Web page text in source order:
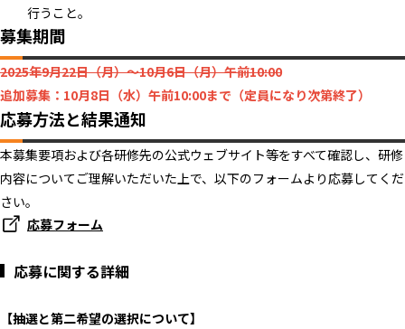
行うこと。
募集期間
2025年9月22日（月）～10月6日（月）午前10:00
追加募集：10月8日（水）午前10:00まで（定員になり次第終了）
応募方法と結果通知
本募集要項および各研修先の公式ウェブサイト等をすべて確認し、研修
内容についてご理解いただいた上で、以下のフォームより応募してくだ
さい。
応募フォーム
応募に関する詳細
【抽選と第二希望の選択について】